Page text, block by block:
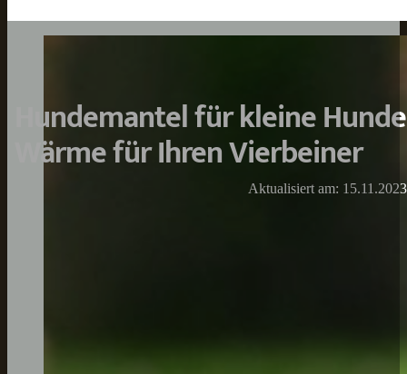
Hundemantel für kleine
Wärme für Ihren Vierbeiner
Aktualisiert am: 15.11.2023